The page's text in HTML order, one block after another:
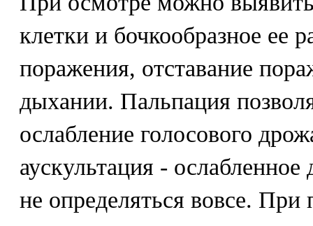
клетки и бочкообразное ее
поражения, отставание
дыхании. Пальпация
ослабление голосового
аускультация -
не определяться вовсе. При